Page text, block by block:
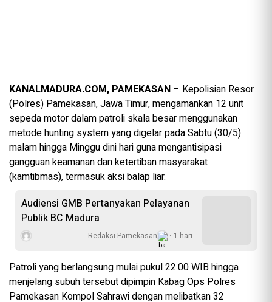
KANALMADURA.COM, PAMEKASAN – Kepolisian Resor
(Polres) Pamekasan, Jawa Timur, mengamankan 12 unit
sepeda motor dalam patroli skala besar menggunakan
metode hunting system yang digelar pada Sabtu (30/5)
malam hingga Minggu dini hari guna mengantisipasi
gangguan keamanan dan ketertiban masyarakat
(kamtibmas), termasuk aksi balap liar.
Audiensi GMB Pertanyakan Pelayanan
Publik BC Madura
Redaksi Pamekasan 1 hari
Patroli yang berlangsung mulai pukul 22.00 WIB hingga
menjelang subuh tersebut dipimpin Kabag Ops Polres
Pamekasan Kompol Sahrawi dengan melibatkan 32